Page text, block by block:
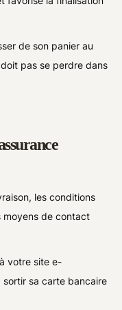
de son panier au
pas se perdre dans
les conditions
moyens de contact
votre site e-
sa carte bancaire